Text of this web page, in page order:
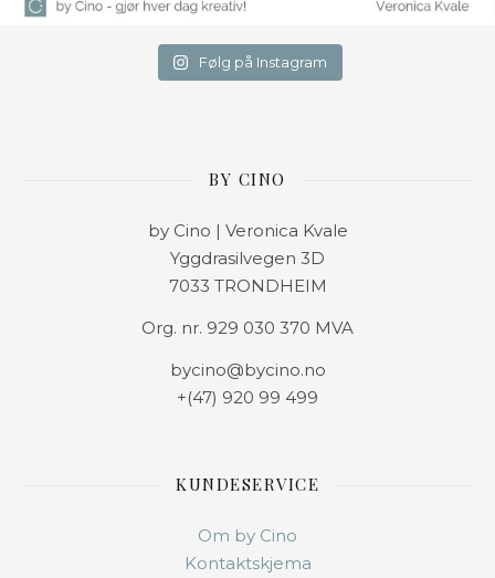
Følg på Instagram
BY CINO
by Cino | Veronica Kvale
Yggdrasilvegen 3D
7033 TRONDHEIM
Org. nr. 929 030 370 MVA
bycino@bycino.no
+(47) 920 99 499
KUNDESERVICE
Om by Cino
Kontaktskjema